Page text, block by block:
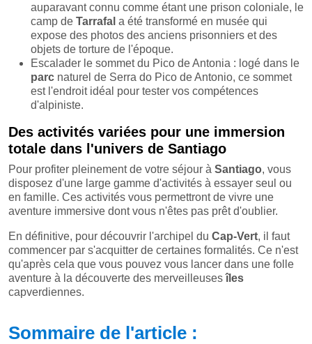
auparavant connu comme étant une prison coloniale, le
camp de Tarrafal a été transformé en musée qui
expose des photos des anciens prisonniers et des
objets de torture de l'époque.
Escalader le sommet du Pico de Antonia : logé dans le
parc naturel de Serra do Pico de Antonio, ce sommet
est l'endroit idéal pour tester vos compétences
d'alpiniste.
Des activités variées pour une immersion
totale dans l'univers de Santiago
Pour profiter pleinement de votre séjour à Santiago, vous
disposez d'une large gamme d'activités à essayer seul ou
en famille. Ces activités vous permettront de vivre une
aventure immersive dont vous n'êtes pas prêt d'oublier.
En définitive, pour découvrir l'archipel du Cap-Vert, il faut
commencer par s'acquitter de certaines formalités. Ce n'est
qu'après cela que vous pouvez vous lancer dans une folle
aventure à la découverte des merveilleusesîles
capverdiennes.
Sommaire de l'article :